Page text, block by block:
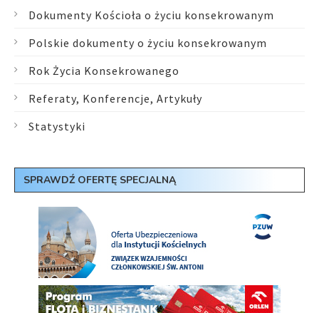
Dokumenty Kościoła o życiu konsekrowanym
Polskie dokumenty o życiu konsekrowanym
Rok Życia Konsekrowanego
Referaty, Konferencje, Artykuły
Statystyki
SPRAWDŹ OFERTĘ SPECJALNĄ